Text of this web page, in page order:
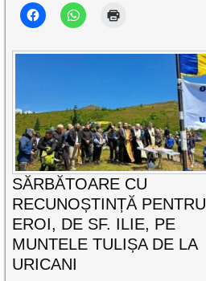
SĂRBĂTOARE CU
RECUNOȘTINȚĂ PENTRU
EROI, DE SF. ILIE, PE
MUNTELE TULIȘA DE LA
URICANI